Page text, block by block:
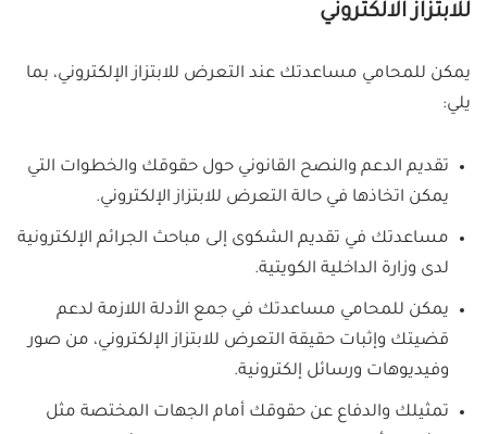
للابتزاز الالكتروني
يمكن للمحامي مساعدتك عند التعرض للابتزاز الإلكتروني، بما
يلي:
تقديم الدعم والنصح القانوني حول حقوقك والخطوات التي
يمكن اتخاذها في حالة التعرض للابتزاز الإلكتروني.
مساعدتك في تقديم الشكوى إلى مباحث الجرائم الإلكترونية
لدى وزارة الداخلية الكويتية.
يمكن للمحامي مساعدتك في جمع الأدلة اللازمة لدعم
قضيتك وإثبات حقيقة التعرض للابتزاز الإلكتروني، من صور
وفيديوهات ورسائل إلكترونية.
تمثيلك والدفاع عن حقوقك أمام الجهات المختصة مثل